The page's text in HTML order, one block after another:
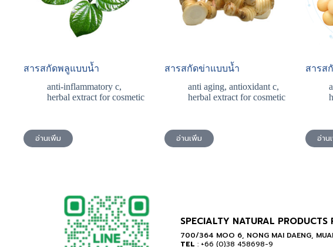
สารสกัดพลูแบบน้ำ
anti-inflammatory c,
herbal extract for cosmetic
อ่านเพิ่ม
สารสกัดข่าแบบน้ำ
anti aging, antioxidant c,
herbal extract for cosmetic
อ่านเพิ่ม
สารส
อ่าน
SPECIALTY NATURAL
700/364 MOO 6, NONG MAI DAENG,
TEL : +66 (0)38 458698-9